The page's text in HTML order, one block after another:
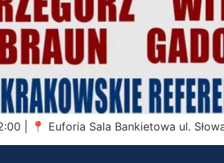
| 📍 Euforia Sala Bankietowa ul.